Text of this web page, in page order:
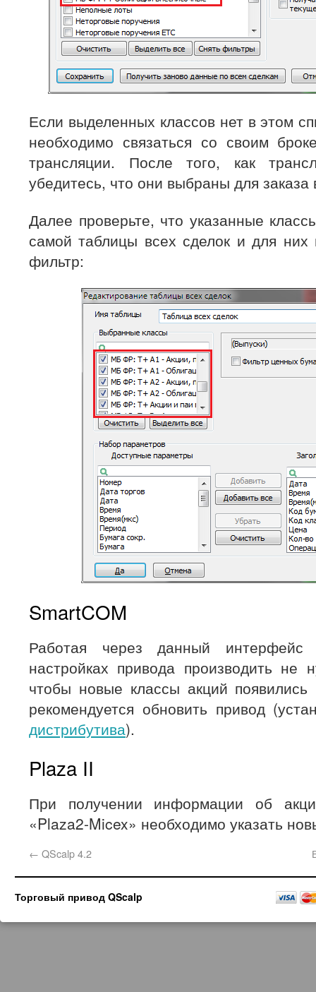
Если выделенных классов нет в этом
необходимо связаться со своим
трансляции. После того, как
убедитесь, что они выбраны для заказа
Далее проверьте, что указанные
самой таблицы всех сделок и для них
фильтр:
SmartCOM
Работая через данный интерфейс
настройках привода производить не
чтобы новые классы акций появились
рекомендуется обновить привод
дистрибутива).
Plaza II
При получении информации об
«Plaza2-Micex» необходимо указать
← QScalp 4.2
Торговый привод QScalp